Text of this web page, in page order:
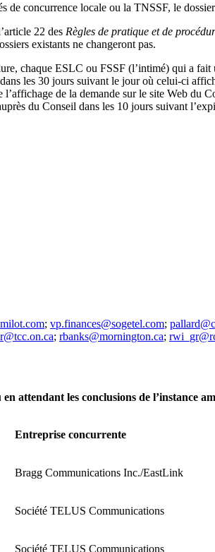
de concurrence locale ou la TNSSF, le
22 des Règles de pratique et de
existants ne changeront pas.
chaque ESLC ou FSSF (l’intimé) qui a
les 30 jours suivant le jour où celui-ci
de la demande sur le site Web du
du Conseil dans les 10 jours suivant
; vp.finances@sogetel.com;
; rbanks@mornington.ca;
attendant les conclusions de l’instance
Entreprise concurrente
Bragg Communications Inc./EastLink
Société TELUS Communications
Société TELUS Communications